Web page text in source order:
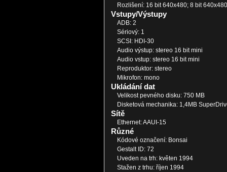
Rozlišení: 16 bit 640x480; 8 bit 640x480
Vstupy/Výstupy
ADB: 2
Sériový: 1
SCSI: HDI-30
Audio výstup: stereo 16 bit mini
Audio vstup: stereo 16 bit mini
Reproduktor: stereo
Mikrofon: mono
Ukládání dat
Velikost pevného disku: 750 MB
Disketová mechanika: 1,4MB
Sítě
Ethernet: AAUI-15
Různé
Kódové označení: Bonsai
Gestalt ID: 72
Uveden na trh: květen 1994
Stažen z trhu: říjen 1994